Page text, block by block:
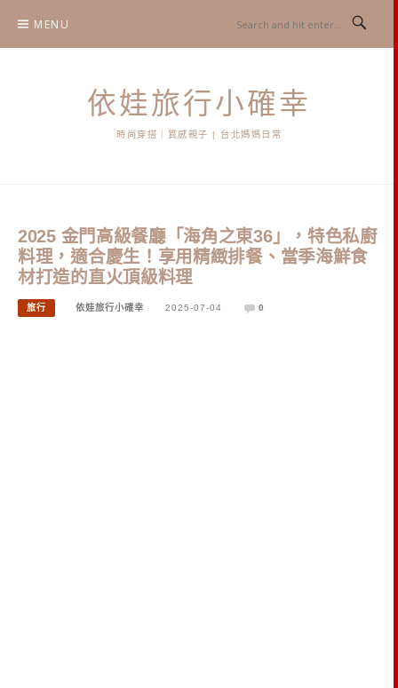
content
MENU
依娃旅行小確幸
時尚穿搭｜質感親子 | 台北媽媽日常
2025 金門高級餐廳「海角之東36」，特色私廚
料理，適合慶生！享用精緻排餐、當季海鮮食
材打造的直火頂級料理
旅行 依娃旅行小確幸 2025-07-04 0